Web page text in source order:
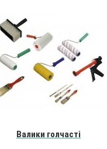
Валики голчасті